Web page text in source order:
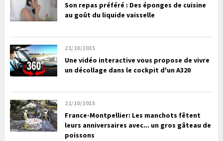
Son repas préféré : Des éponges de cuisine
au goût du liquide vaisselle
21/10/2015
Une vidéo interactive vous propose de vivre
un décollage dans le cockpit d'un A320
21/10/2015
France-Montpellier: Les manchots fêtent
leurs anniversaires avec... un gros gâteau de
poissons